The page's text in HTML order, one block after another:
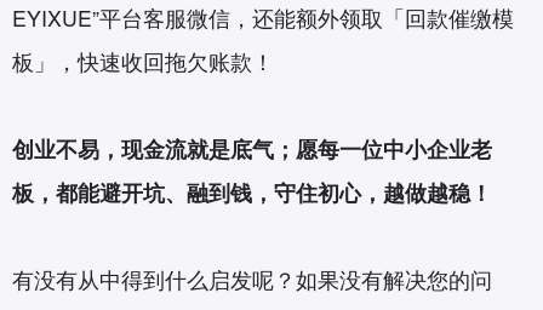
EYIXUE”平台客服微信，还能额外领取「回款催缴模
板」，快速收回拖欠账款！
创业不易，现金流就是底气；愿每一位中小企业老
板，都能避开坑、融到钱，守住初心，越做越稳！
有没有从中得到什么启发呢？如果没有解决您的问